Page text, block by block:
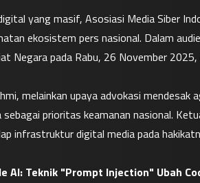
yang masif, Asosiasi Media Siber
ekosistem pers nasional. Dalam
Negara pada Rabu, 26 November
melainkan upaya advokasi mendesak
prioritas keamanan nasional.
infrastruktur digital media pada
AI: Teknik "Prompt Injection" Ubah